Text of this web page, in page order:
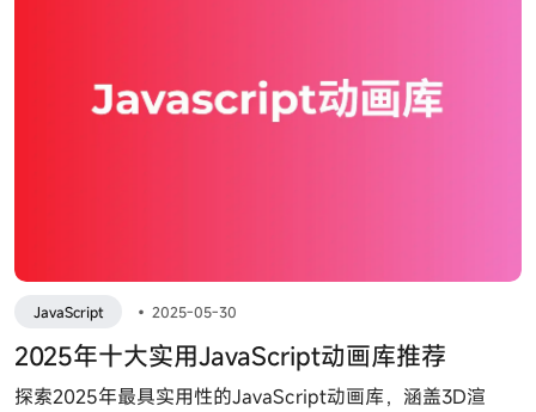
JavaScript • 2025-05-30
2025年十大实用JavaScript动画库推荐
探索2025年最具实用性的JavaScript动画库，涵盖3D渲